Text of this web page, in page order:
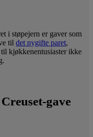
i støpejern er gaver som
til det nygifte paret,
kjøkkenentusiaster ikke
gave